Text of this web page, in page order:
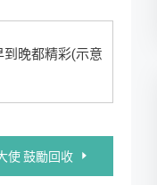
晚都精彩(示意
使 鼓勵回收